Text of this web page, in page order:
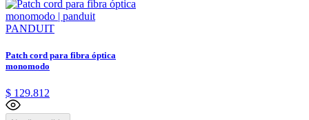
PANDUIT
Patch cord para fibra óptica
monomodo
$ 129.812